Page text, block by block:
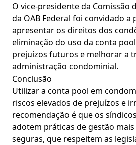
O vice-presidente da Comissão
da OAB Federal foi convidado a
apresentar os direitos dos
eliminação do uso da conta
prejuízos futuros e melhorar a
administração condominial.
Conclusão
Utilizar a conta pool em
riscos elevados de prejuízos e
recomendação é que os
adotem práticas de gestão
seguras, que respeitem as